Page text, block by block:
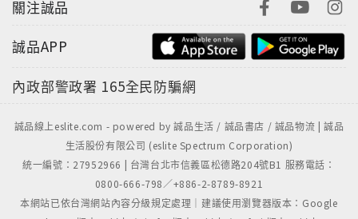
關注誠品
誠品APP
內政部警政署 165全民防騙網
誠品線上eslite.com - powered by 誠品生活 / 誠品書店 / 誠品物流 | 誠品
生活股份有限公司 (eslite Spectrum Corporation)
統一編號：27952966 | 台灣台北市信義區松德路204號B1 服務電話：
0800-666-798／+886-2-8789-8921
本網站已依台灣網站內容分級規定處理｜建議使用瀏覽器版本：Google